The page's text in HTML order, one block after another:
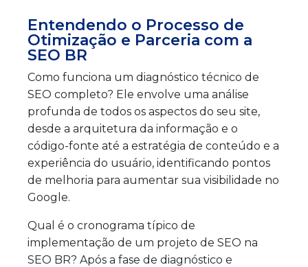
Entendendo o Processo de
Otimização e Parceria com a
SEO BR
Como funciona um diagnóstico técnico de
SEO completo? Ele envolve uma análise
profunda de todos os aspectos do seu site,
desde a arquitetura da informação e o
código-fonte até a estratégia de conteúdo e a
experiência do usuário, identificando pontos
de melhoria para aumentar sua visibilidade no
Google.
Qual é o cronograma típico de
implementação de um projeto de SEO na
SEO BR? Após a fase de diagnóstico e